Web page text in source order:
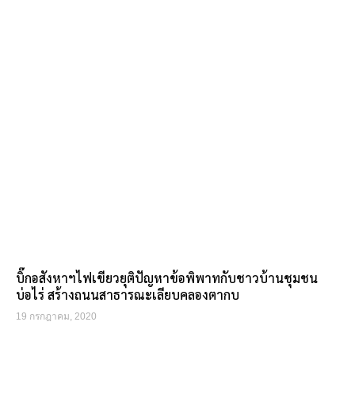
บิ๊กอสังหาฯไฟเขียวยุติปัญหาข้อพิพาทกับชาวบ้านชุมชน
บ่อไร่ สร้างถนนสาธารณะเลียบคลองตากบ
19 กรกฎาคม, 2020